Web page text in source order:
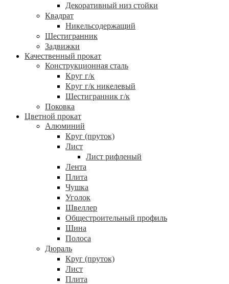
Декоративный низ стойки
Квадрат
Никельсодержащий
Шестигранник
Задвижки
Качественный прокат
Конструкционная сталь
Круг г/к
Круг г/к никелевый
Шестигранник г/к
Поковка
Цветной прокат
Алюминий
Круг (пруток)
Лист
Лист рифленый
Лента
Плита
Чушка
Уголок
Швеллер
Общестроительный профиль
Шина
Полоса
Дюраль
Круг (пруток)
Лист
Плита